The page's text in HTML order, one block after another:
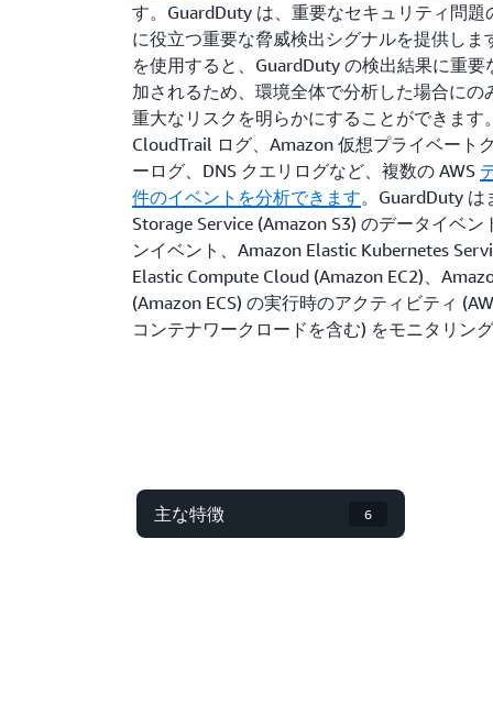
す。GuardDuty は、重要なセキュリティ問
に役立つ重要な脅威検出シグナルを提供しま
を使用すると、GuardDuty の検出結果に重
加されるため、環境全体で分析した場合に
重大なリスクを明らかにすることができます
CloudTrail ログ、Amazon 仮想プライベート
ーログ、DNS クエリログなど、複数の AWS
件のイベントを分析できます。GuardDuty は
Storage Service (Amazon S3) のデータイベ
ンイベント、Amazon Elastic Kubernetes
Elastic Compute Cloud (Amazon EC2)、
(Amazon ECS) の実行時のアクティビティ
コンテナワークロードを含む) をモニタリン
主な特徴 6